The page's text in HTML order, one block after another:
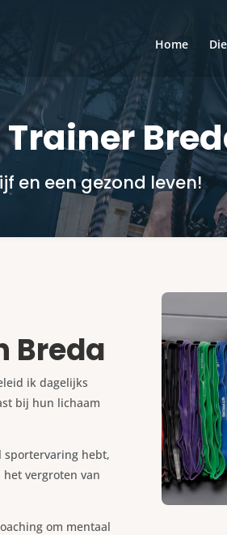
Home
en een gezond leven!
Breda
ik dagelijks
bij hun lichaam
sportervaring hebt,
vergroten van
om mentaal